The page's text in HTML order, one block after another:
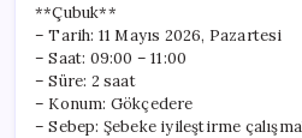
**Çubuk**
– Tarih: 11 Mayıs 2026, Pazartesi
– Saat: 09:00 – 11:00
– Süre: 2 saat
– Konum: Gökçedere
– Sebep: Şebeke iyileştirme